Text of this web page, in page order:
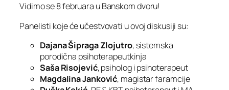
Vidimo se 8 februara u Banskom dvoru!
Panelisti koje će učestvovati u ovoj diskusiji su:
Dajana Šipraga Zlojutro, sistemska
porodična psihoterapeutkinja
Saša Risojević, psiholog i psihoterapeut
Magdalina Janković, magistar faramcije